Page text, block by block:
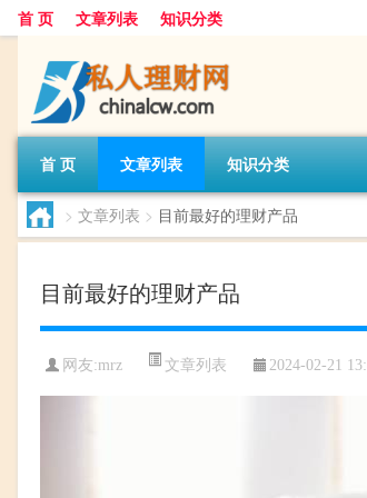
首 页 文章列表 知识分类
首 页 文章列表 知识分类
> 文章列表 > 目前最好的理财产品
目前最好的理财产品
网友:mrz 文章列表 2024-02-21